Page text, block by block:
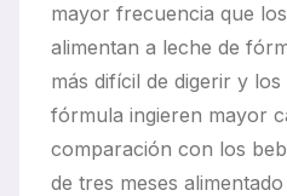
mayor frecuencia que
alimentan a leche de
más difícil de digerir y
fórmula ingieren mayor
comparación con los
de tres meses